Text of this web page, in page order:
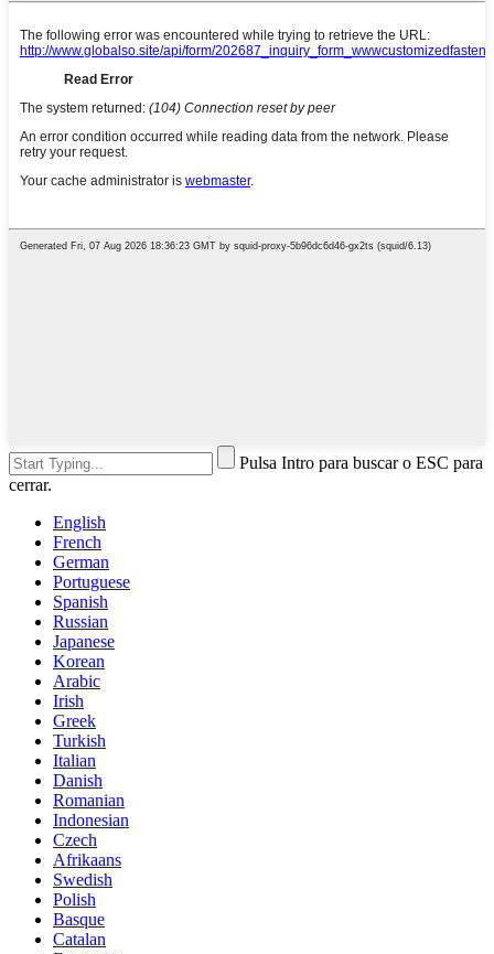
Pulsa Intro para buscar o ESC para
cerrar.
English
French
German
Portuguese
Spanish
Russian
Japanese
Korean
Arabic
Irish
Greek
Turkish
Italian
Danish
Romanian
Indonesian
Czech
Afrikaans
Swedish
Polish
Basque
Catalan